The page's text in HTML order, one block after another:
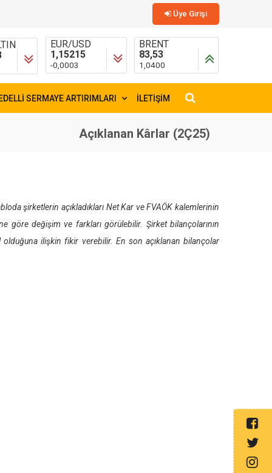
Üye Girişi
EUR/USD
1,15215
-0,0003
BRENT
83,53
1,0400
SERMAYE ARTIRIMLARI İLETİŞİM
×
Açıklanan Kârlar (2Ç25)
şirketlerin açıkladıkları Net Kar ve FVAÖK kalemlerinin
göre değişim ve farkları görülebilir. Şirket bilançolarının
ilişkin fikir verebilir. En son açıklanan bilançolar